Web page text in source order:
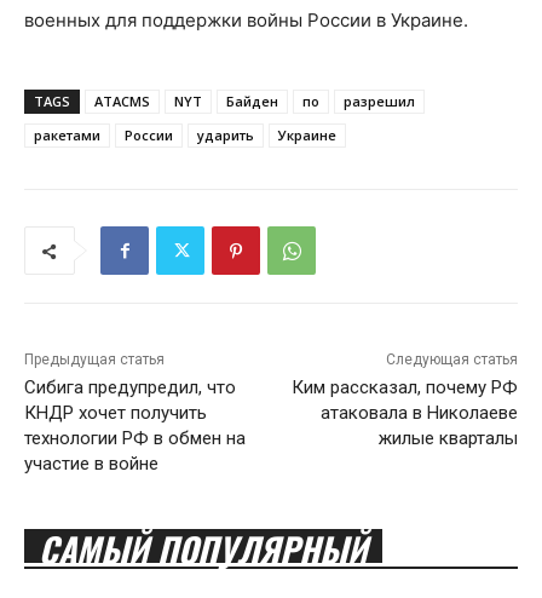
военных для поддержки войны России в Украине.
TAGS ATACMS NYT Байден по
разрешил
ракетами
России ударить Украине
Предыдущая статья
Сибига предупредил, что
КНДР хочет получить
технологии РФ в обмен на
участие в войне
Следующая статья
Ким рассказал, почему РФ
атаковала в Николаеве
жилые кварталы
САМЫЙ ПОПУЛЯРНЫЙ